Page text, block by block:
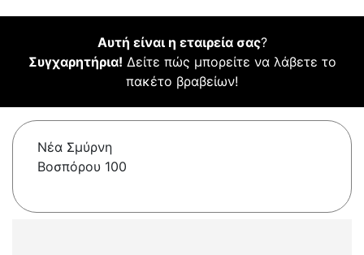
Αυτή είναι η εταιρεία σας?
Συγχαρητήρια! Δείτε πώς μπορείτε να λάβετε το
πακέτο βραβείων!
Νέα Σμύρνη
Βοσπόρου 100